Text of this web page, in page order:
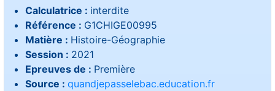
Calculatrice : interdite
Référence : G1CHIGE00995
Matière : Histoire-Géographie
Session : 2021
Epreuves de : Première
Source : quandjepasselebac.education.fr